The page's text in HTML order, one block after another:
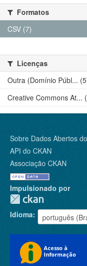
Formatos
CSV (7)
Licenças
Outra (Domínio Públ...
Creative Commons At...
Sobre Dados Abertos
API do CKAN
Associação CKAN
Impulsionado por
Idioma